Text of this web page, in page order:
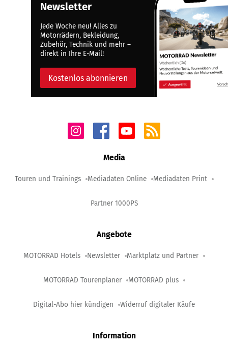
Newsletter
Jede Woche neu! Alles zu
Motorrädern, Bekleidung,
Zubehör, Technik und mehr –
direkt in Ihre E-Mail!
Kostenlos abonnieren
Media
Touren und Trainings Mediadaten Online Mediadaten Print
Partner 1000PS
Angebote
MOTORRAD Hotels Newsletter Marktplatz und Partner
MOTORRAD Tourenplaner MOTORRAD plus
Digital-Abo hier kündigen Widerruf digitaler Käufe
Information